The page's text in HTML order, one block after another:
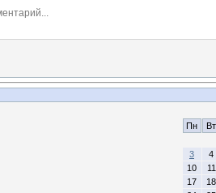
Пн Вт
3
4
10
11
17
18